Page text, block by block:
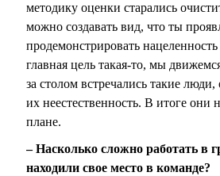
методику оценки старались
можно создавать вид, что ты
продемонстрировать
главная цель такая-то, мы
за столом встречались такие
их неестественность. В итоге
плане.
– Насколько сложно работать в
находили свое место в команде?